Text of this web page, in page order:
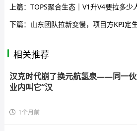
上篇： TOPS聚合生态｜V1升V4要拉多少人？百城联动线下沙
下篇： 山东团队拉新变慢，项目方KPI定生死｜“东
相关推荐
汉克时代崩了换元航氢泉——同一伙
业内叫它“汉
1个月前